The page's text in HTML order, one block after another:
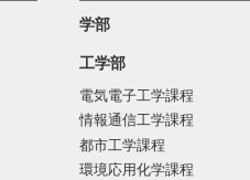
学部
工学部
電気電子工学課程
情報通信工学課程
都市工学課程
環境応用化学課程